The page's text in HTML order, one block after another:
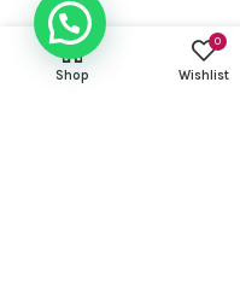
Shop
0
Wishlist